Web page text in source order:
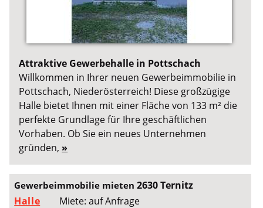
Attraktive Gewerbehalle in Pottschach
Willkommen in Ihrer neuen Gewerbeimmobilie in
Pottschach, Niederösterreich! Diese großzügige
Halle bietet Ihnen mit einer Fläche von 133 m² die
perfekte Grundlage für Ihre geschäftlichen
Vorhaben. Ob Sie ein neues Unternehmen
gründen, »
Gewerbeimmobilie mieten2630 Ternitz
Halle
Miete: auf Anfrage